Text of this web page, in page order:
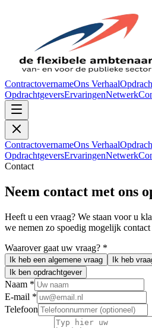
ContractovernameOns Verhaal
OpdrachtgeversErvaringenNetwerk
ContractovernameOns Verhaal
OpdrachtgeversErvaringenNetwerk
Contact
Neem contact met ons
Heeft u een vraag? We staan voor u
we nemen zo spoedig mogelijk contact
Waarover gaat uw vraag? *
Ik heb een algemene vraag
Ik heb
Ik ben opdrachtgever
Naam *
E-mail *
Telefoon